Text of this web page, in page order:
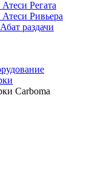
Регата
Ривьера
раздачи
Carboma